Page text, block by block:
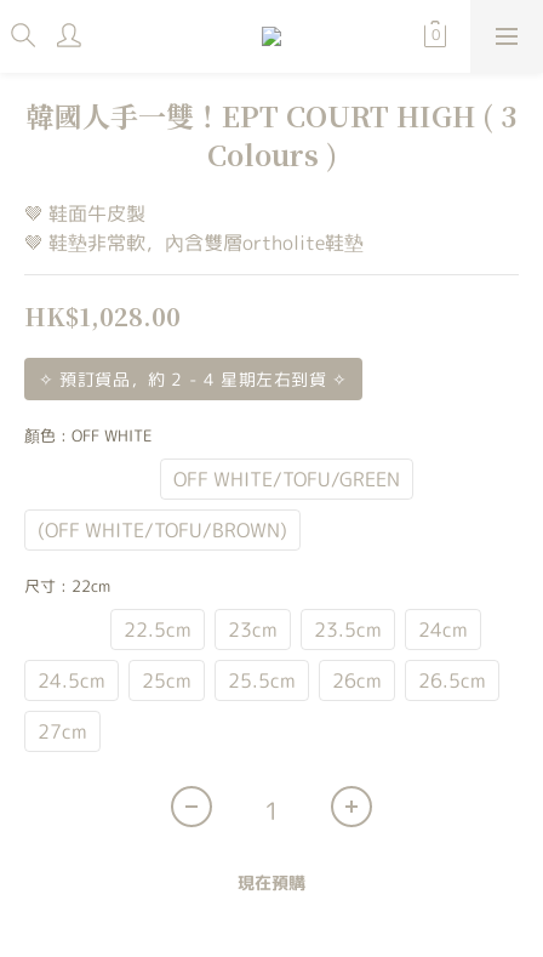
韓國人手一雙！EPT COURT HIGH ( 3
Colours )
🤎 鞋面牛皮製
🤎 鞋墊非常軟，內含雙層ortholite鞋墊
HK$1,028.00
✧ 預訂貨品，約 2 - 4 星期左右到貨 ✧
顏色 : OFF WHITE
OFF WHITE/TOFU/GREEN
(OFF WHITE/TOFU/BROWN)
尺寸 : 22cm
22.5cm 23cm 23.5cm
24cm
24.5cm
25cm 25.5cm 26cm
26.5cm
27cm
現在預購